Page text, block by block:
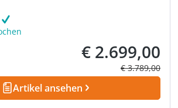
Verkaufspreis:
€ 2.699,00
Regulärer
€ 3.789,00
Artikel ansehen